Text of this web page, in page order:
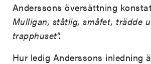
Anderssons översättning
Mulligan, ståtlig, småfet, trädde
trapphuset”.
Hur ledig Anderssons inledning